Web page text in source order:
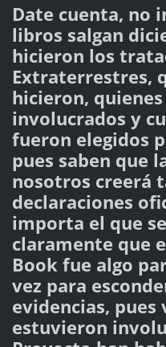
Date cuenta, no
libros salgan
hicieron los
Extraterrestres,
hicieron,
involucrados y
fueron elegidos
pues saben que
nosotros creerá
declaraciones
importa el que
claramente que
Book fue algo
vez para
evidencias, pues
estuvieron